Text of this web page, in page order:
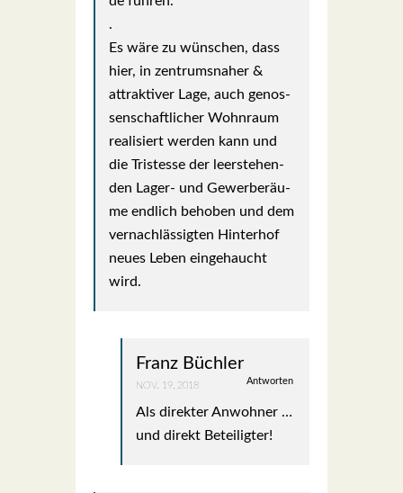
.
Es wäre zu wün­schen, dass
hier, in zen­trums­na­her &
attrak­ti­ver Lage, auch genos­
sen­schaft­li­cher Wohn­raum
rea­li­siert wer­den kann und
die Tris­tesse der leer­ste­hen­
den Lager- und Gewer­be­räu­
me end­lich beho­ben und dem
ver­nach­läs­sig­ten Hin­ter­hof
neu­es Leben ein­ge­haucht
wird.
Franz Büchler
Antworten
NOV. 19, 2018
Als direk­ter Anwoh­ner …
und direkt Betei­lig­ter!